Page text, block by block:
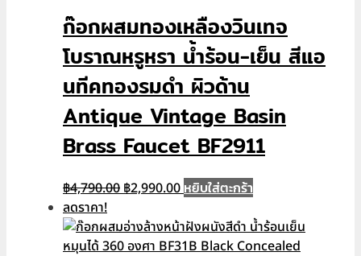
ก๊อกผสมทองเหลืองวินเทจ
โบราณหรูหรา น้ำร้อน-เย็น สีแอ
นทีคทองรมดำ ผิวด้าน
Antique Vintage Basin
Brass Faucet BF2911
฿4,790.00 Original
was:
฿4,790.00.
฿2,990.00Current
is:
฿2,990.00.
หยิบใส่ตะกร้า
ลดราคา!